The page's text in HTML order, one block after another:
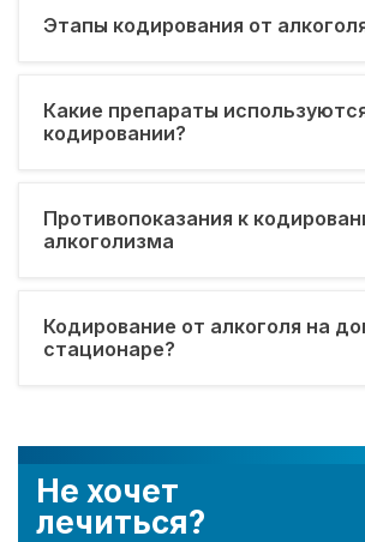
Не хочет
лечиться?
Этапы кодирования от
Какие препараты
кодировании?
Противопоказания к
алкоголизма
Кодирование от алкоголя на
стационаре?